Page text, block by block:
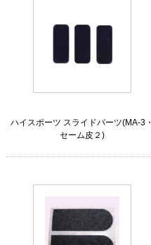
ハイスポーツ スライドパーツ(MA-3・
セーム皮２)